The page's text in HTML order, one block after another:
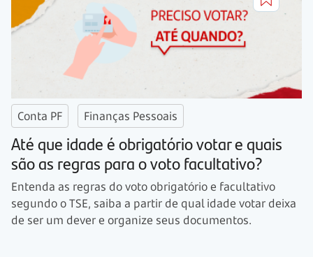
Conta PF Finanças Pessoais
Até que idade é obrigatório votar e quais
são as regras para o voto facultativo?
Entenda as regras do voto obrigatório e facultativo
segundo o TSE, saiba a partir de qual idade votar deixa
de ser um dever e organize seus documentos.